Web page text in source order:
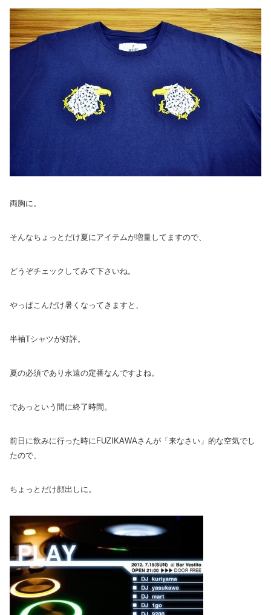
両胸に。
そんなちょっとだけ夏にアイテムが増量してますので、
どうぞチェックしてみて下さいね。
やっぱこんだけ暑くなってきますと、
半袖Tシャツが好評。
夏の必須であり永遠の定番なんですよね。
であっという間に終了時間。
前日に飲みに行った時にFUZIKAWAさんが「来なさい」的な空気でし
たので、
ちょっとだけ顔出しに。